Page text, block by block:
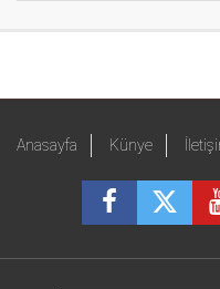
Anasayfa Künye